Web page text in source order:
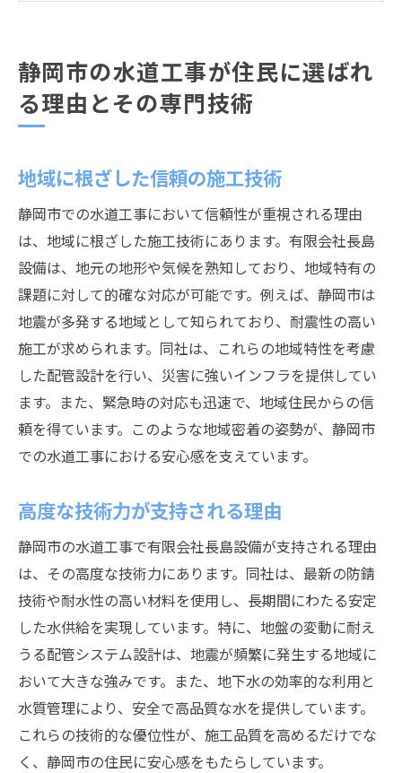
専門家による細やかなサービス
地形や気候に応じた静岡市の水道工事の魅力
地形を考慮した設計と施工
地域特性を活かした安全な水道工事
地元に適した工法の選択
環境に配慮した水道工事の取り組み
自然災害に強いインフラの構築
長島設備が提供する静岡市の水道工事の安心感
確かな実績に基づく信頼性
顧客満足度の高いサービス提供
安心のアフターサポートシステム
地域密着型の信頼関係の構築
お客様の声を反映したサービス改善
静岡市での信頼ある水道工事がもたらす地域貢
献
地域経済の活性化に貢献する施工
長期的な地域インフラの整備
地域住民の生活を支える役割
災害時の迅速な対応力
地域社会との協力関係の強化
地域の安全を守る使命感
静岡市の水道工事が住民に選ばれ
る理由とその専門技術
地域に根ざした信頼の施工技術
静岡市での水道工事において信頼性が重視される理由
は、地域に根ざした施工技術にあります。有限会社長島
設備は、地元の地形や気候を熟知しており、地域特有の
課題に対して的確な対応が可能です。例えば、静岡市は
地震が多発する地域として知られており、耐震性の高い
施工が求められます。同社は、これらの地域特性を考慮
した配管設計を行い、災害に強いインフラを提供してい
ます。また、緊急時の対応も迅速で、地域住民からの信
頼を得ています。このような地域密着の姿勢が、静岡市
での水道工事における安心感を支えています。
高度な技術力が支持される理由
静岡市の水道工事で有限会社長島設備が支持される理由
は、その高度な技術力にあります。同社は、最新の防錆
技術や耐水性の高い材料を使用し、長期間にわたる安定
した水供給を実現しています。特に、地盤の変動に耐え
うる配管システム設計は、地震が頻繁に発生する地域に
おいて大きな強みです。また、地下水の効率的な利用と
水質管理により、安全で高品質な水を提供しています。
これらの技術的な優位性が、施工品質を高めるだけでな
く、静岡市の住民に安心感をもたらしています。